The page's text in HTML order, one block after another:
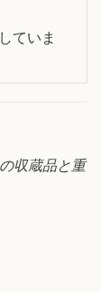
ていま
収蔵品と重